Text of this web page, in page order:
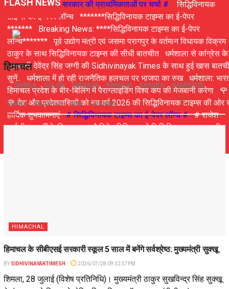
FLASH NEWS # जनहित मुद्दों और सरकार की प्राथमिकताओं पर चर्चा #
सिद्धिविनायक
टाइम्स का ई-पेपर लॉन्च
*******सिद्धिविनायक टाइम्स का ई-पेपर
*******
Breaking News: ****सिद्धिविनायक टाइम्स का ई-पेपर
लॉन्च*******
पूर्व उद्योग मंत्री एवं जसमा परागपुर के वर्तमान विधायक विक्रम
ठाकुर के साथ सिद्धिविनायक टाइम्स की सीधी बातचीत
धर्मशाला से कांग्रेस के
प्रत्याशी देवेंद्र सिंह जग्गी की Sidhivinayak Times के साथ हुई खास
सुनें..
धर्मशाला में हो रही राजनैतिक हलचल पर भाजपा का रुख
धर्मशाला:
हिमाचल प्रदेश के बीर-बिलिंग में पैराग्लाइडिंग विश्व कप की मेजबानी करेगा
🌹
🌹 देश और प्रदेशवासियों को नव वर्ष 2026 की सिद्धिविनायक टाइम्स की ओर
हार्दिक शुभकामनाएं
# सिद्धिविनायक टाइम्स का ई-पेपर लॉन्च #
# राजेश
धर्माणी घुमारवीं के विधयक अब कैबिनेट मिनिस्टर से सिद्धिविनायक टाइम्स की
हिमाचल
SHIMLA SOLAN SIRMAUR KINNAUR KANGRA HAMIRPUR
MANDI BILASPUR UNA CHAMBA
HIMACHAL
हिमाचल के सीबीएसई सरकारी स्कूल 5 साल में बनेंगे सर्वश्रेष्ठ: मुख्यमंत्री सुक्खू
BY SIDHIVINAYAKTIMESH 2026/07/28 09:32:57PM
शिमला, 28 जुलाई (विशेष प्रतिनिधि)। मुख्यमंत्री ठाकुर सुखविन्द्र सिंह सुक्खू